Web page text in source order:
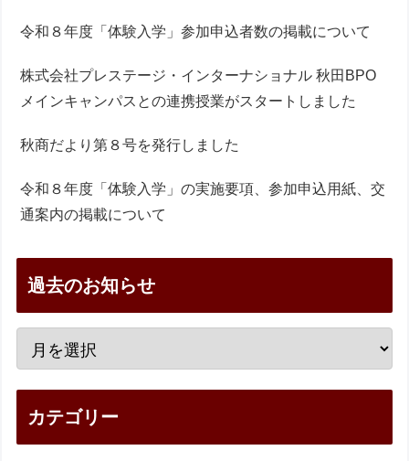
令和８年度「体験入学」参加申込者数の掲載について
株式会社プレステージ・インターナショナル 秋田BPO
メインキャンパスとの連携授業がスタートしました
秋商だより第８号を発行しました
令和８年度「体験入学」の実施要項、参加申込用紙、交
通案内の掲載について
過去のお知らせ
カテゴリー